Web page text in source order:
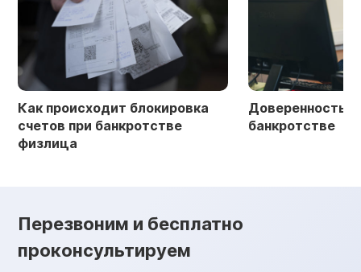
Как происходит блокировка
счетов при банкротстве
физлица
Доверенность
банкротстве
Перезвоним и бесплатно
проконсультируем